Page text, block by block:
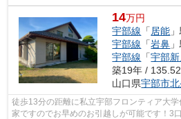
14万円
宇部線 「 居能
宇部線 「岩鼻
宇部線 「宇部新
築19年 /
山口県宇部市
徒歩13分の距離に私立宇部フロンティア大
家ですのでお早めのお引越しが可能です！3